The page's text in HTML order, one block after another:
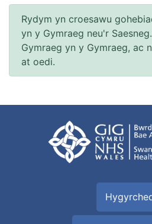
Rydym yn croesawu
yn y Gymraeg neu'r
Gymraeg yn y Gymraeg, ac
at oedi.